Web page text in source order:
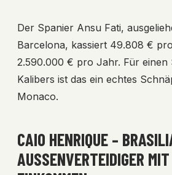
Der Spanier Ansu Fati,
Barcelona, kassiert 49.808 €
2.590.000 € pro Jahr. Für einen
Kalibers ist das ein echtes
Monaco.
CAIO HENRIQUE –
AUSSENVERTEIDIGER MIT